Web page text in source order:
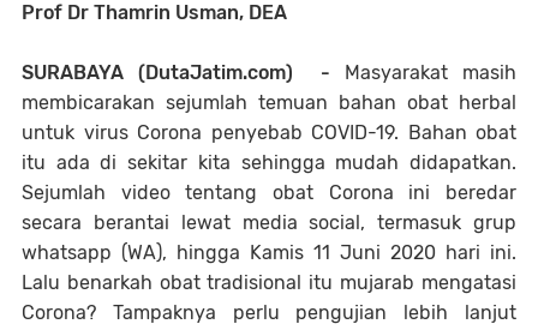
Prof Dr Thamrin Usman, DEA
SURABAYA (DutaJatim.com) - Masyarakat masih
membicarakan sejumlah temuan bahan obat herbal
untuk virus Corona penyebab COVID-19. Bahan obat
itu ada di sekitar kita sehingga mudah didapatkan.
Sejumlah video tentang obat Corona ini beredar
secara berantai lewat media social, termasuk grup
whatsapp (WA), hingga Kamis 11 Juni 2020 hari ini.
Lalu benarkah obat tradisional itu mujarab mengatasi
Corona? Tampaknya perlu pengujian lebih lanjut